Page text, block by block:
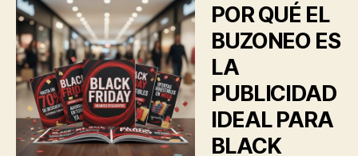
POR QUÉ EL
BUZONEO ES
LA
PUBLICIDAD
IDEAL PARA
BLACK